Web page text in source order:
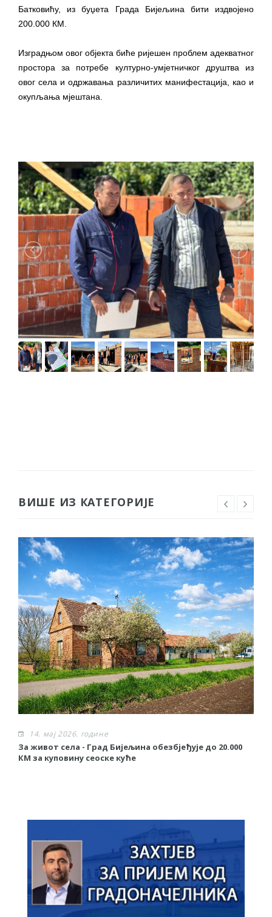
Батковићу, из буџета Града Бијељина бити издвојено
200.000 КМ.
Изградњом овог објекта биће ријешен проблем адекватног
простора за потребе културно-умјетничког друштва из
овог села и одржавања различитих манифестација, као и
окупљања мјештана.
ВИШЕ ИЗ КАТЕГОРИЈЕ
14. мај 2026. године
За живот села - Град Бијељина обезбјеђује до 20.000
КМ за куповину сеоске куће